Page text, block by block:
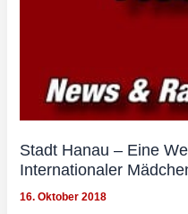
Stadt Hanau – Eine
Internationaler
16. Oktober 2018